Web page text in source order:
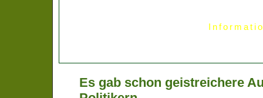
Es gab schon geistreichere